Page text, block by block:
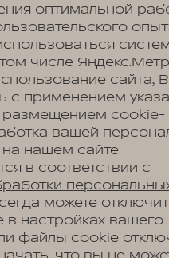
обработки персональных данных
Согласие на коммуникацию
персональных данных
Согласие на обработку ПД
д. 61
72
оптимальной
числе
сайта,
с применением
размещением cookie-
вашей
нашем сайте
в соответствии с
можете
настройках вашего
файлы cookie